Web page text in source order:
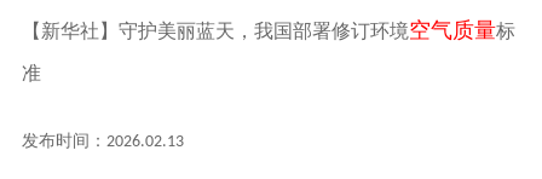
【新华社】守护美丽蓝天，我国部署修订环境空气质量标
准
发布时间：2026.02.13